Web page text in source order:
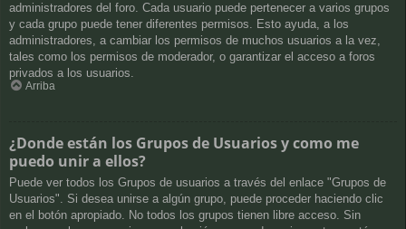
administradores del foro. Cada usuario puede pertenecer a varios grupos
y cada grupo puede tener diferentes permisos. Esto ayuda, a los
administradores, a cambiar los permisos de muchos usuarios a la vez,
tales como los permisos de moderador, o garantizar el acceso a foros
privados a los usuarios.
Arriba
¿Donde están los Grupos de Usuarios y como me
puedo unir a ellos?
Puede ver todos los Grupos de usuarios a través del enlace "Grupos de
Usuarios". Si desea unirse a algún grupo, puede proceder haciendo clic
en el botón apropiado. No todos los grupos tienen libre acceso. Sin